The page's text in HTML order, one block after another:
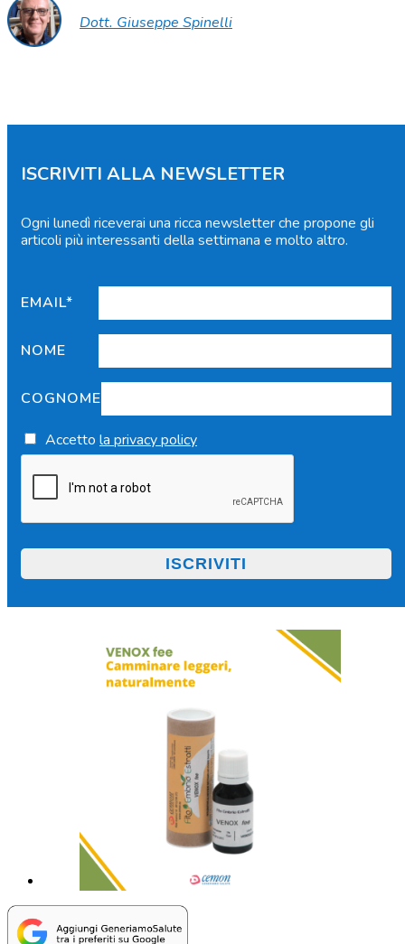
Dott. Giuseppe Spinelli
ISCRIVITI ALLA NEWSLETTER
Ogni lunedì riceverai una ricca newsletter che propone gli
articoli più interessanti della settimana e molto altro.
EMAIL*
NOME
COGNOME
Accetto la privacy policy